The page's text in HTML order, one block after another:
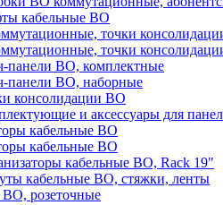
кабельные ВО
точки
точки
панели ВО, комплектные
панели ВО, наборные
консолидации ВО
и аксессуары для
кабельные ВО
кабельные ВО
кабельные ВО, Rack 19"
кабельные ВО, стяжки, ленты
розеточные